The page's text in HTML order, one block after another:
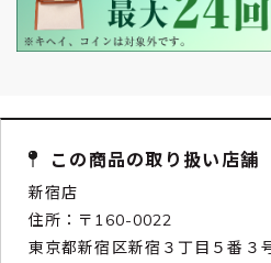
この商品の取り扱い店舗
新宿店
住所：〒160-0022
東京都新宿区新宿３丁目５番